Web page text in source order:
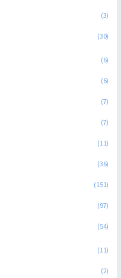
(3)
(30)
(6)
(6)
(7)
(7)
(11)
(36)
(151)
(97)
(54)
(11)
(2)